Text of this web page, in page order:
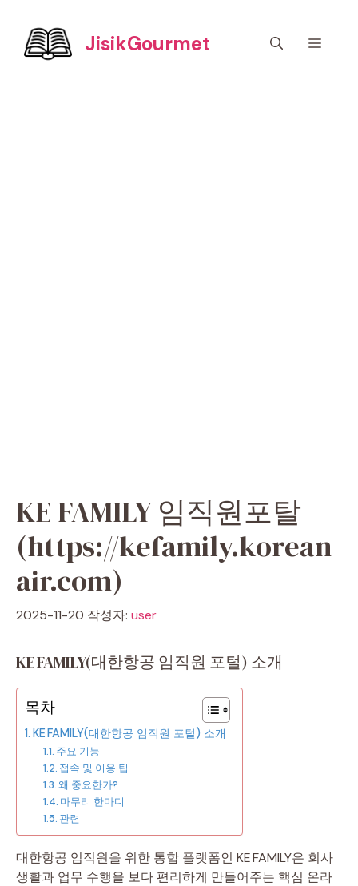
JisikGourmet 메
KE FAMILY 임직원포탈
(https://kefamily.korean
air.com)
2025-11-20 작성자: user
KE FAMILY(대한항공 임직원 포털) 소개
목차
KE FAMILY(대한항공 임직원 포털) 소개
주요 기능
접속 및 이용 팁
왜 중요한가?
마무리 한마디
관련
대한항공 임직원을 위한 통합 플랫폼인 KE FAMILY은 회사
생활과 업무 수행을 보다 편리하게 만들어주는 핵심 온라